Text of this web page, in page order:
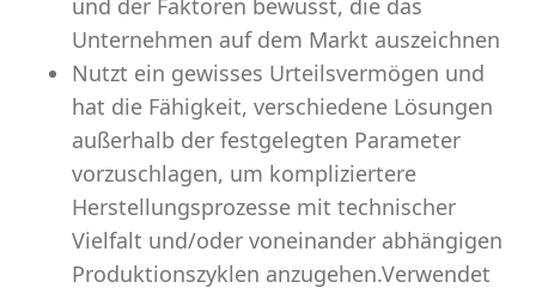
und der Faktoren bewusst, die das
Unternehmen auf dem Markt auszeichnen
Nutzt ein gewisses Urteilsvermögen und
hat die Fähigkeit, verschiedene Lösungen
außerhalb der festgelegten Parameter
vorzuschlagen, um kompliziertere
Herstellungsprozesse mit technischer
Vielfalt und/oder voneinander abhängigen
Produktionszyklen anzugehen.Verwendet